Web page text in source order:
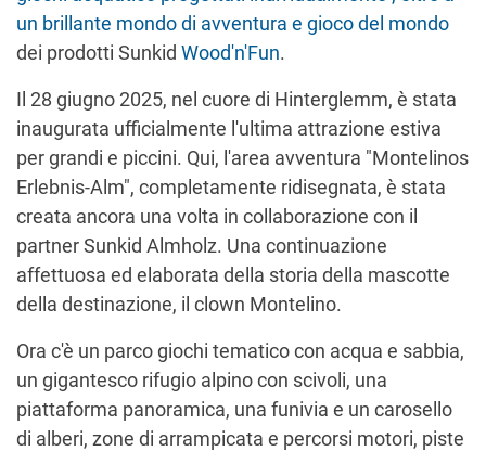
un brillante mondo di avventura e gioco del mondo
dei prodotti Sunkid Wood'n'Fun.
Il 28 giugno 2025, nel cuore di Hinterglemm, è stata
inaugurata ufficialmente l'ultima attrazione estiva
per grandi e piccini. Qui, l'area avventura "Montelinos
Erlebnis-Alm", completamente ridisegnata, è stata
creata ancora una volta in collaborazione con il
partner Sunkid Almholz. Una continuazione
affettuosa ed elaborata della storia della mascotte
della destinazione, il clown Montelino.
Ora c'è un parco giochi tematico con acqua e sabbia,
un gigantesco rifugio alpino con scivoli, una
piattaforma panoramica, una funivia e un carosello
di alberi, zone di arrampicata e percorsi motori, piste